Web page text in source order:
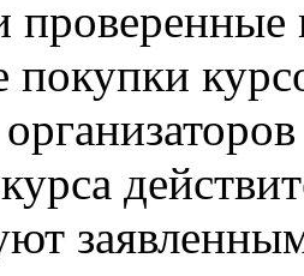
покупки